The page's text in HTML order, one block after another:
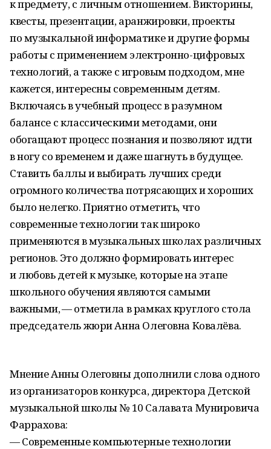
к предмету, с личным отношением. Викторины,
квесты, презентации, аранжировки, проекты
по музыкальной информатике и другие формы
работы с применением электронно-цифровых
технологий, а также с игровым подходом, мне
кажется, интересны современным детям.
Включаясь в учебный процесс в разумном
балансе с классическими методами, они
обогащают процесс познания и позволяют идти
в ногу со временем и даже шагнуть в будущее.
Ставить баллы и выбирать лучших среди
огромного количества потрясающих и хороших
было нелегко. Приятно отметить, что
современные технологии так широко
применяются в музыкальных школах различных
регионов. Это должно формировать интерес
и любовь детей к музыке, которые на этапе
школьного обучения являются самыми
важными, — отметила в рамках круглого стола
председатель жюри Анна Олеговна Ковалёва.
Мнение Анны Олеговны дополнили слова одного
из организаторов конкурса, директора Детской
музыкальной школы № 10 Салавата Мунировича
Фаррахова:
— Современные компьютерные технологии